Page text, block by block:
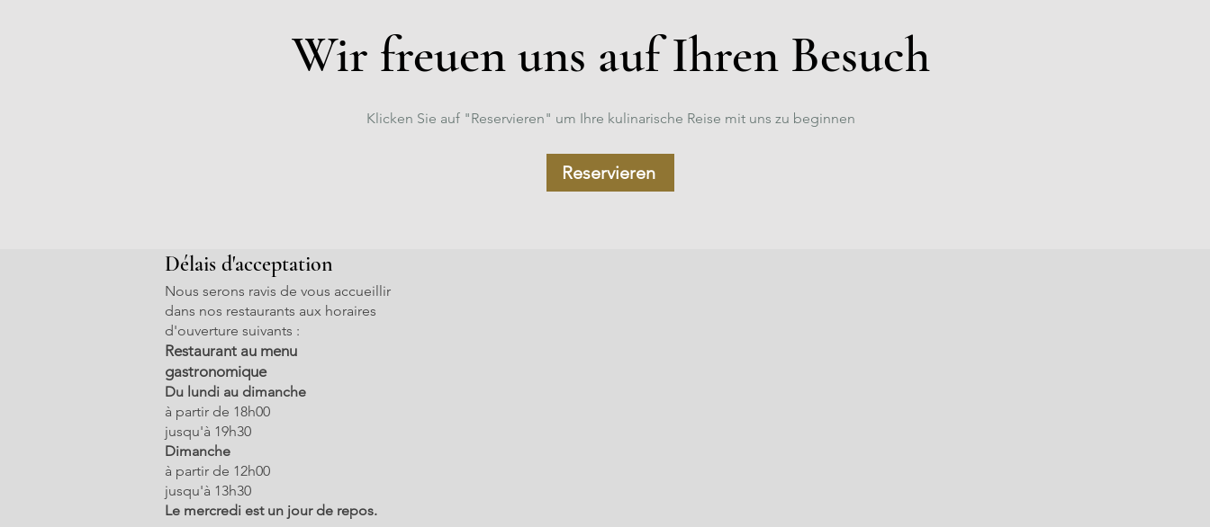
Wir freuen uns auf Ihren Besuch
Klicken Sie auf "Reservieren" um Ihre kulinarische Reise mit uns zu beginnen
Reservieren
Délais d'acceptation
Nous serons ravis de vous accueillir
dans nos restaurants aux horaires
d'ouverture suivants :
Restaurant au menu
gastronomique
Du lundi au dimanche
à partir de 18h00
jusqu'à 19h30
Dimanche
à partir de 12h00
jusqu'à 13h30
Le mercredi est un jour de repos.